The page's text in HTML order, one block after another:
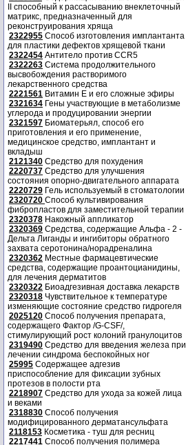
II способный к рассасыванию внеклеточный
матрикс, предназначенный для
реконструирования хряща
2322955 Способ изготовления имплантанта
для пластики дефектов хрящевой ткани
2322454 Антитело против CCR5
2322263 Система продолжительного
высвобождения растворимого
лекарственного средства
2221561 Витамин Е и его сложные эфиры
2321634 Гены участвующие в метаболизме
углерода и продуцировании энергии
2321597 Биоматерьял, способ его
приготовления и его применение,
медицинское средство, имплантант и
вкладыш
2121340 Средство для похудения
2220737 Средство для улучшения
состояния опорно-двигательного аппарата
2220729 Гель используемый в стоматологии
2320720 Способ культивирования
фибропластов для заместительной терапии
2320378 Накожный аппликатор
2320369 Средства, содержащие Альфа - 2 -
Дельта Лиганды и ингибиторы обратного
захвата серотонина/норадреналина
2320362 Местные фармацевтические
средства, содержащие проантоцианидины,
для лечения дерматитов
2320322 Биоадгезивная доставка лекарств
2320318 Чувствительное к температуре
изменяющие состояние средство гидрогеля
2025120 Способ получения препарата,
содержащего Фактор /G-CSF/,
стимулирующий рост колоний гранулоцитов
2319490 Средство для введения железа при
лечении синдрома беспокойных ног
25995 Содержащее адгезив
приспособление для фиксации зубных
протезов в полости рта
2218907 Средство для ухода за кожей лица
и веками
2318830 Способ получения
модифицированного дерматансульфата
2118153 Косметика - туш для ресниц
2217441 Способ получения полимера